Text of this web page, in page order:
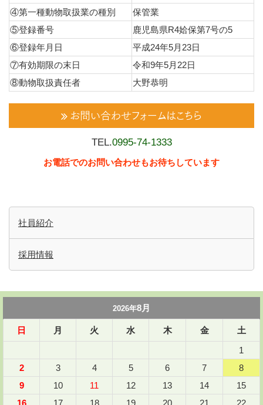
④第一種動物取扱業の種別
保管業
⑤登録番号
鹿児島県R4姶保第7号の5
⑥登録年月日
平成24年5月23日
⑦有効期限の末日
令和9年5月22日
⑧動物取扱責任者
大野恭明
お問い合わせフォームはこちら
TEL.0995-74-1333
お電話でのお問い合わせもお待ちしています
社員紹介
採用情報
2026年8月
日 月 火 水 木 金
土
1
2
3 4 5 6 7
8
9
10 11 12 13 14
15
16
17 18 19 20 21 22